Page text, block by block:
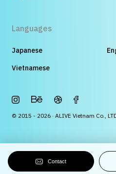
© 2015 - 2026 · ALIVE Vietnam Co.,
Languages
Japanese
Vietnamese
Contact